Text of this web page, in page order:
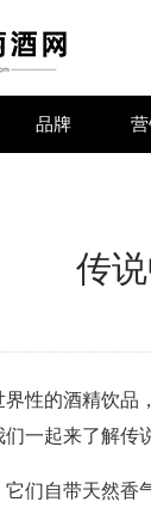
品牌
传
性的酒精饮品
一起来了解传
们自带天然香